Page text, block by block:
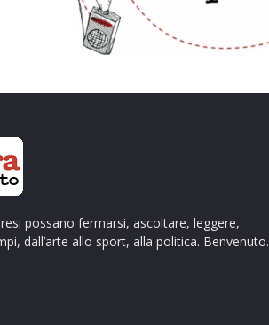
possano fermarsi, ascoltare, leggere,
dall’arte allo sport, alla politica. Benvenuto.